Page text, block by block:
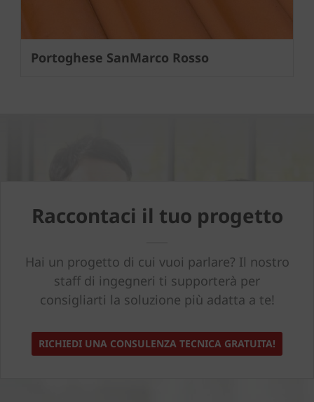
Portoghese SanMarco Rosso
Raccontaci il tuo progetto
Hai un progetto di cui vuoi parlare? Il nostro
staff di ingegneri ti supporterà per
consigliarti la soluzione più adatta a te!
RICHIEDI UNA CONSULENZA TECNICA GRATUITA!